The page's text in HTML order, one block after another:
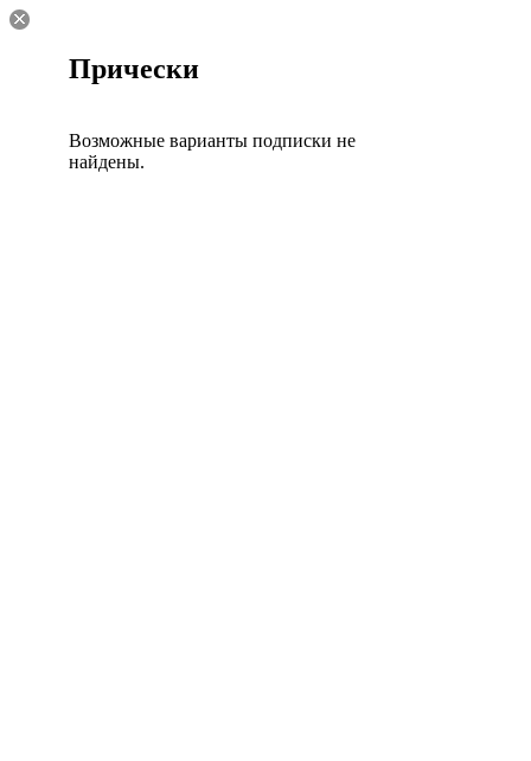
Прически
Возможные варианты подписки не
найдены.